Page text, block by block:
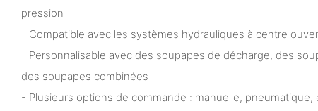
pression
- Compatible avec les systèmes hydrauliques à centre
- Personnalisable avec des soupapes de décharge, des
des soupapes combinées
- Plusieurs options de commande : manuelle, pneumatique,